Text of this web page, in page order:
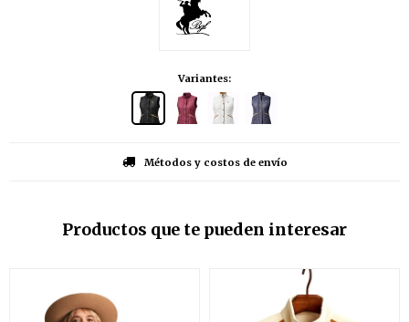
Variantes:
Métodos y costos de envío
Productos que te pueden interesar